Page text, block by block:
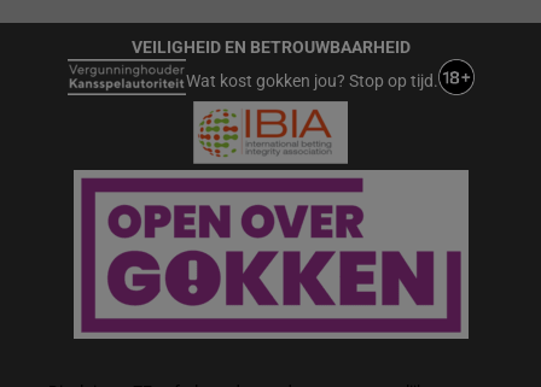
VEILIGHEID EN BETROUWBAARHEID
Wat kost gokken jou? Stop op tijd.